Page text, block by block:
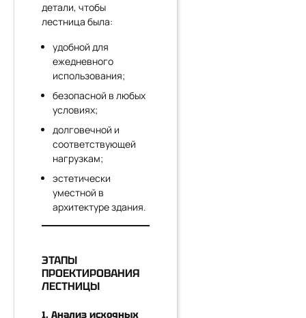
детали, чтобы
лестница была:
удобной для
ежедневного
использования;
безопасной в любых
условиях;
долговечной и
соответствующей
нагрузкам;
эстетически
уместной в
архитектуре здания.
ЭТАПЫ
ПРОЕКТИРОВАНИЯ
ЛЕСТНИЦЫ
1. Анализ исходных